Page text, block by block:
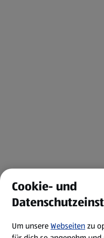
Cookie- und
Um unsereWebseitenzu